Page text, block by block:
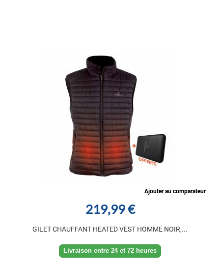
Ajouter au comparateur
219,99 €
GILET CHAUFFANT HEATED VEST HOMME NOIR,...
Livraison entre 24 et 72 heures